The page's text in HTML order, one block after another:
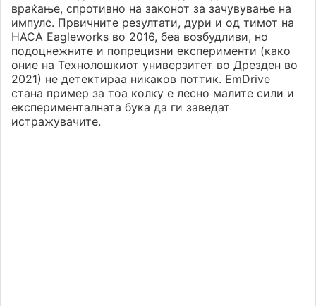
враќање, спротивно на законот за зачувување на
импулс. Првичните резултати, дури и од тимот на
НАСА Eagleworks во 2016, беа возбудливи, но
подоцнежните и попрецизни експерименти (како
оние на Технолошкиот универзитет во Дрезден во
2021) не детектираа никаков поттик. EmDrive
стана пример за тоа колку е лесно малите сили и
експерименталната бука да ги заведат
истражувачите.